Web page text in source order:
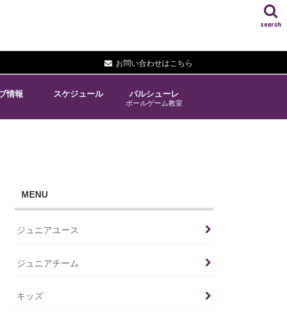
お問い合わせはこちら
search
情報 スケジュール バルシューレ
ボールゲーム教室
MENU
ジュニアユース
ジュニアチーム
キッズ